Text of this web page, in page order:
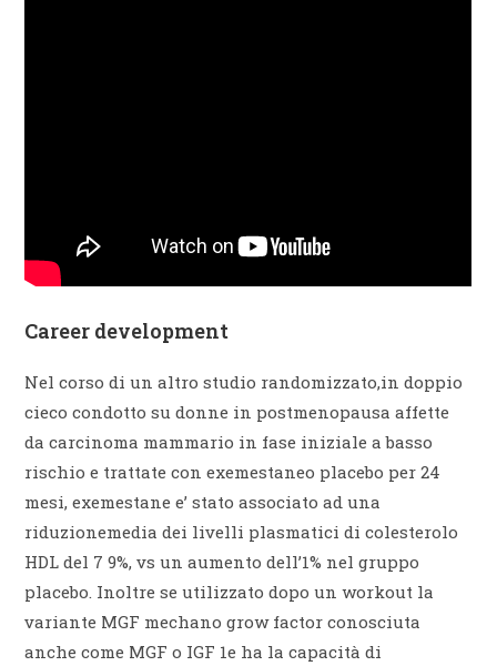
Career development
Nel corso di un altro studio randomizzato,in doppio
cieco condotto su donne in postmenopausa affette
da carcinoma mammario in fase iniziale a basso
rischio e trattate con exemestaneo placebo per 24
mesi, exemestane e’ stato associato ad una
riduzionemedia dei livelli plasmatici di colesterolo
HDL del 7 9%, vs un aumento dell’1% nel gruppo
placebo. Inoltre se utilizzato dopo un workout la
variante MGF mechano grow factor conosciuta
anche come MGF o IGF 1e ha la capacità di